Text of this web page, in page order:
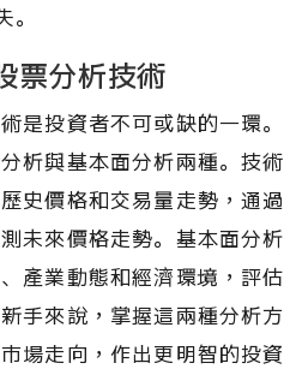
票分析技術
是投資者不可或缺的一環。
析與基本面分析兩種。技術
史價格和交易量走勢，通過
未來價格走勢。基本面分析
產業動態和經濟環境，評估
手來說，掌握這兩種分析方
場走向，作出更明智的投資